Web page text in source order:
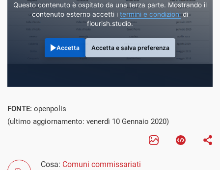
Questo contenuto è ospitato da una terza parte. Mostrando il
contenuto esterno accetti i termini e condizionidi
flourish.studio.
Accetta Accetta e salva preferenza
FONTE: openpolis
(ultimo aggiornamento: venerdì 10 Gennaio 2020)
Cosa: Comuni commissariati